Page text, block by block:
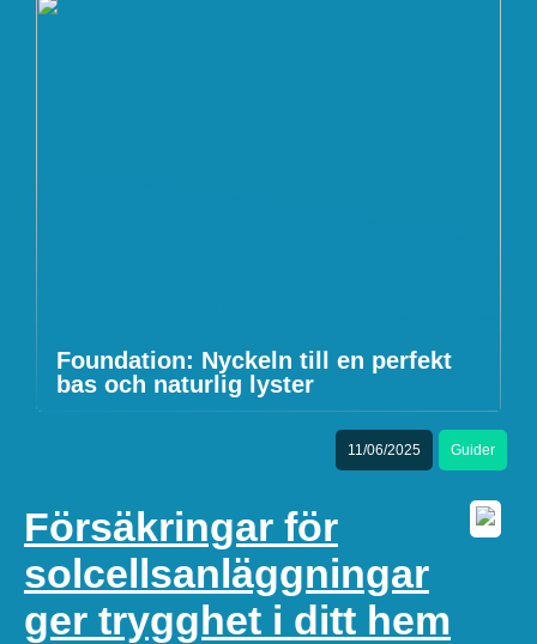
Foundation: Nyckeln till en perfekt
bas och naturlig lyster
11/06/2025 Guider
Försäkringar för
solcellsanläggningar
ger trygghet i ditt hem